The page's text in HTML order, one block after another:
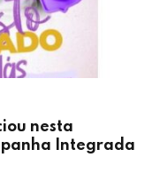
nesta
Integrada